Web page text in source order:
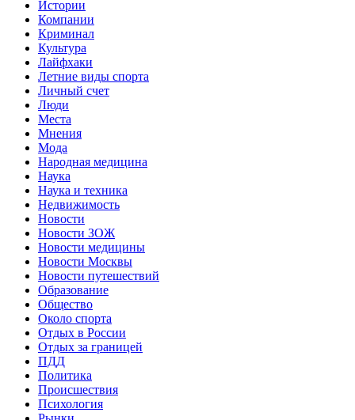
Истории
Компании
Криминал
Культура
Лайфхаки
Летние виды спорта
Личный счет
Люди
Места
Мнения
Мода
Народная медицина
Наука
Наука и техника
Недвижимость
Новости
Новости ЗОЖ
Новости медицины
Новости Москвы
Новости путешествий
Образование
Общество
Около спорта
Отдых в России
Отдых за границей
ПДД
Политика
Происшествия
Психология